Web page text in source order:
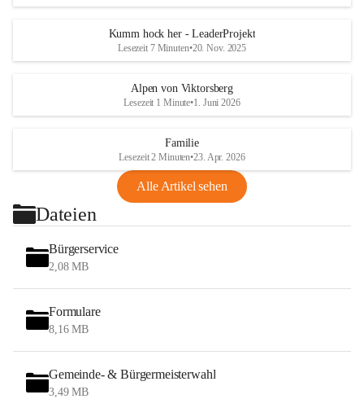
Kumm hock her - LeaderProjekt
Lesezeit 7 Minuten•20. Nov. 2025
Alpen von Viktorsberg
Lesezeit 1 Minute•1. Juni 2026
Familie
Lesezeit 2 Minuten•23. Apr. 2026
Alle Artikel sehen
Dateien
Bürgerservice
2,08 MB
Formulare
8,16 MB
Gemeinde- & Bürgermeisterwahl
3,49 MB